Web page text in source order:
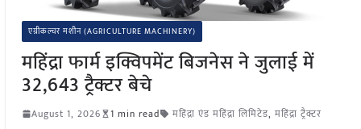
एग्रीकल्चर मशीन (AGRICULTURE MACHINERY)
महिंद्रा फार्म इक्विपमेंट बिजनेस ने जुलाई में
32,643 ट्रैक्टर बेचे
August 1, 2026 1 min read महिंद्रा एंड महिंद्रा लिमिटेड, महिंद्रा ट्रैक्टर